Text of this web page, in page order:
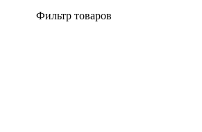
Фильтр товаров